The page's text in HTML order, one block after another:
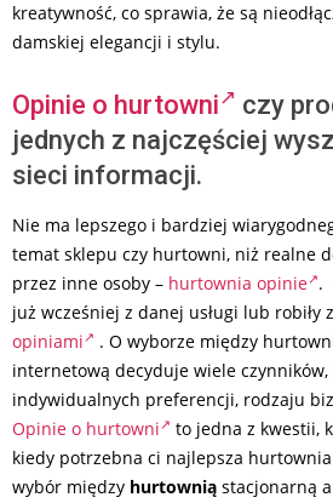
kreatywność, co sprawia, że są
damskiej elegancji i stylu.
Opinie o hurtowni
czy
jednych z najczęściej
sieci informacji.
Nie ma lepszego i bardziej
temat sklepu czy hurtowni, niż realne
przez inne osoby – hurtownia opinie .
już wcześniej z danej usługi lub robiły
opiniami
. O wyborze między
internetową decyduje wiele czynników,
indywidualnych preferencji, rodzaju
Opinie o hurtowni
to jedna z kwestii,
kiedy potrzebna ci najlepsza
wybór między hurtownią stacjonarną